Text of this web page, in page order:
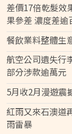
差價17倍乾髮效
果參差 濃度差逾
餐飲業料整體生
航空公司遺失行
部分涉款逾萬元
5月收2月漫遊震
紅雨又來石澳道
雨雷暴